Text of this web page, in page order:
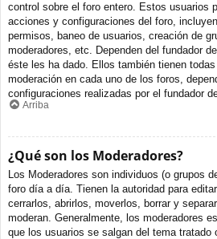
control sobre el foro entero. Estos usuarios
acciones y configuraciones del foro,
permisos, baneo de usuarios, creación de
moderadores, etc. Dependen del fundador
éste les ha dado. Ellos también tienen
moderación en cada uno de los foros,
configuraciones realizadas por el fundador
Arriba
¿Qué son los Moderadores?
Los Moderadores son individuos (o grupos
foro día a día. Tienen la autoridad para
cerrarlos, abrirlos, moverlos, borrar y
moderan. Generalmente, los moderadores
que los usuarios se salgan del tema tratado